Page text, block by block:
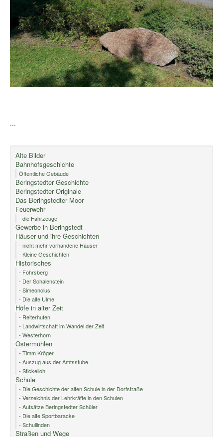
...
Alte Bilder
Bahnhofsgeschichte
Öffentliche Gebäude
Beringstedter Geschichte
Beringstedter Originale
Das Beringstedter Moor
Feuerwehr
- die Fahrzeuge
Gewerbe in Beringstedt
Häuser und ihre Geschichten
- nicht mehr vorhandene Häuser
- Kleine Geschichten
Historisches
- Fohrsberg
- Der Schalenstein
- Simeonclus
- Die alte Ulme
Höfe in alter Zeit
- Reiterhufen
- Landwirtschaft im Wandel der Zeit
- Westerhorn
Ostermühlen
- Timm Kröger
- Auszug aus der Amtsstube
- Stickelloh
Schule
- Die Geschichte der alten Schule in der Dorfstraße
- Verzeichnis der Lehrkräfte in den Schulen
- Aufsätze Beringstedter Schüler
- Die alte Sportbaracke
- Schullinden
Straßen und Wege